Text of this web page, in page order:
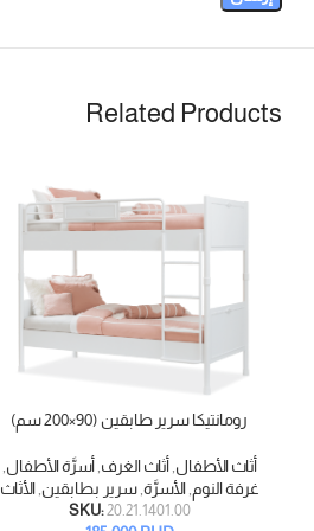
Related Products
إضافة إلى السلة
رومانتيكا سرير طابقين (90×200 سم)
أثاث الأطفال ,أثاث الغرف ,أسرَّة الأطفال
غرفة النوم ,الأسرَّة ,سرير بطابقين ,الأثاث
SKU:20.21.1401.00